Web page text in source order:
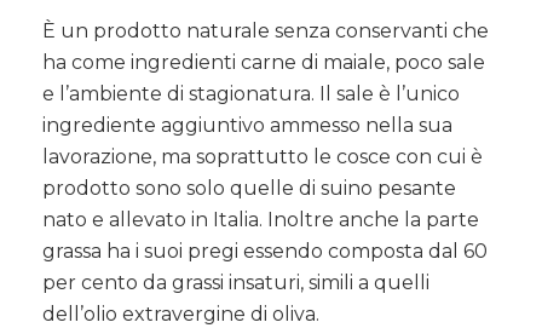
È un prodotto naturale senza conservanti che
ha come ingredienti carne di maiale, poco sale
e l’ambiente di stagionatura. Il sale è l’unico
ingrediente aggiuntivo ammesso nella sua
lavorazione, ma soprattutto le cosce con cui è
prodotto sono solo quelle di suino pesante
nato e allevato in Italia. Inoltre anche la parte
grassa ha i suoi pregi essendo composta dal 60
per cento da grassi insaturi, simili a quelli
dell’olio extravergine di oliva.